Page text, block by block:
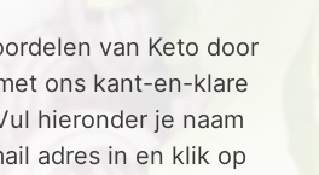
van Keto door
ons kant-en-klare
hieronder je naam
adres in en klik op